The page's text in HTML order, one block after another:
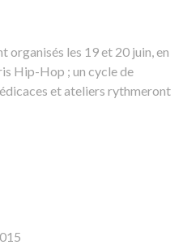
organisés les 19 et 20 juin, en
Hip-Hop ; un cycle de
et ateliers rythmeront